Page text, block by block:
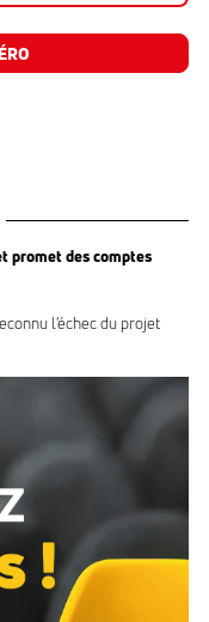
promet des comptes
l'échec du projet